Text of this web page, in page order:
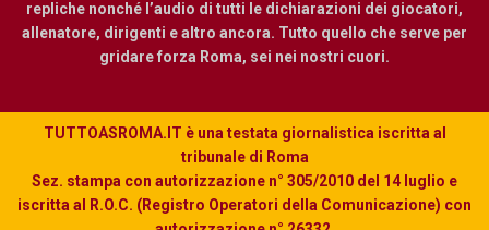
repliche nonché l’audio di tutti le dichiarazioni dei giocatori,
allenatore, dirigenti e altro ancora. Tutto quello che serve per
gridare forza Roma, sei nei nostri cuori.
TUTTOASROMA.IT è una testata giornalistica iscritta al
tribunale di Roma
Sez. stampa con autorizzazione n° 305/2010 del 14 luglio e
iscritta al R.O.C. (Registro Operatori della Comunicazione) con